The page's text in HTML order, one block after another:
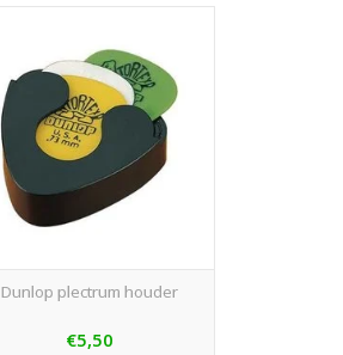
Dunlop plectrum houder
€5,50